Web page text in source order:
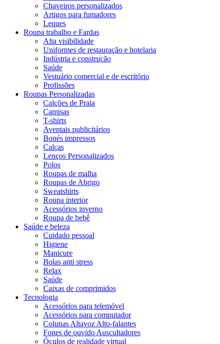
Chaveiros personalizados
Artigos para fumadores
Leques
Roupa trabalho e Fardas
Alta visibilidade
Uniformes de restauração e hotelaria
Indústria e construção
Saúde
Vestuário comercial e de escritório
Profissões
Roupas Personalizadas
Calções de Praia
Camisas
T-shirts
Aventais publicitários
Bonés impressos
Calças
Lenços Personalizados
Polos
Roupas de malha
Roupas de Abrigo
Sweatshirts
Roupa interior
Acessórios inverno
Roupa de bebê
Saúde e beleza
Cuidado pessoal
Higiene
Manicure
Bolas anti stress
Relax
Saúde
Caixas de comprimidos
Tecnologia
Acessórios para telemóvel
Acessórios para computador
Colunas Altavoz Alto-falantes
Fones de ouvido Auscultadores
Óculos de realidade virtual